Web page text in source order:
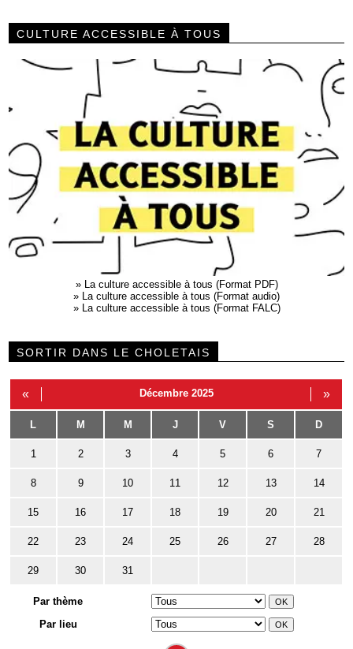
CULTURE ACCESSIBLE À TOUS
» La culture accessible à tous (Format PDF)
» La culture accessible à tous (Format audio)
» La culture accessible à tous (Format FALC)
SORTIR DANS LE CHOLETAIS
« Décembre 2025 »
L M M J V S D
1 2 3 4 5 6 7
8 9 10 11 12 13 14
15 16 17 18 19 20 21
22 23 24 25 26 27 28
29 30 31
Par thème
Par lieu